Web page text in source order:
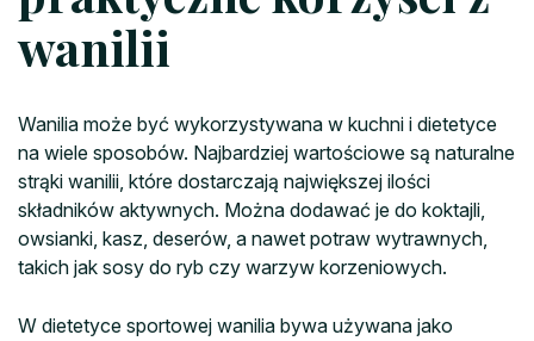
wanilii
Wanilia może być wykorzystywana w kuchni i dietetyce
na wiele sposobów. Najbardziej wartościowe są naturalne
strąki wanilii, które dostarczają największej ilości
składników aktywnych. Można dodawać je do koktajli,
owsianki, kasz, deserów, a nawet potraw wytrawnych,
takich jak sosy do ryb czy warzyw korzeniowych.
W dietetyce sportowej wanilia bywa używana jako